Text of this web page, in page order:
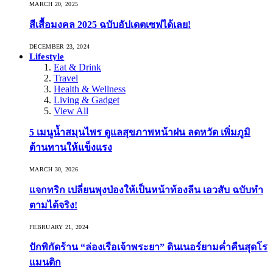
MARCH 20, 2025
สีเสื้อมงคล 2025 ฉบับอัปเดตเซฟได้เลย!
DECEMBER 23, 2024
Lifestyle
Eat & Drink
Travel
Health & Wellness
Living & Gadget
View All
5 เมนูน้ำสมุนไพร ดูแลสุขภาพหน้าฝน ลดหวัด เพิ่มภูมิ
ต้านทานให้แข็งแรง
MARCH 30, 2026
แจกทริก เปลี่ยนพุงป่องให้เป็นหน้าท้องลีน เอวสับ ฉบับทำ
ตามได้จริง!
FEBRUARY 21, 2024
ปักพิกัดร้าน “ล่องเรือเจ้าพระยา” ดินเนอร์ยามค่ำคืนสุดโร
แมนติก